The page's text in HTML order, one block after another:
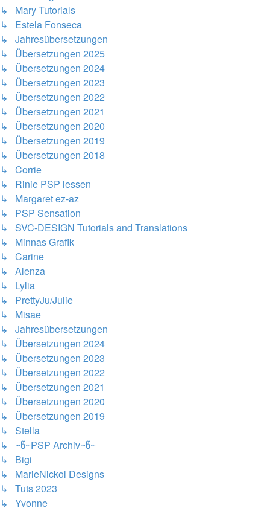
↳ Mary Tutorials
↳ Estela Fonseca
↳ Jahresübersetzungen
↳ Übersetzungen 2025
↳ Übersetzungen 2024
↳ Übersetzungen 2023
↳ Übersetzungen 2022
↳ Übersetzungen 2021
↳ Übersetzungen 2020
↳ Übersetzungen 2019
↳ Übersetzungen 2018
↳ Corrie
↳ Rinie PSP lessen
↳ Margaret ez-az
↳ PSP Sensation
↳ SVC-DESIGN Tutorials and Translations
↳ Minnas Grafik
↳ Carine
↳ Alenza
↳ Lylia
↳ PrettyJu/Julie
↳ Misae
↳ Jahresübersetzungen
↳ Übersetzungen 2024
↳ Übersetzungen 2023
↳ Übersetzungen 2022
↳ Übersetzungen 2021
↳ Übersetzungen 2020
↳ Übersetzungen 2019
↳ Stella
↳ ~წ~PSP Archiv~წ~
↳ Bigi
↳ MarieNickol Designs
↳ Tuts 2023
↳ Yvonne